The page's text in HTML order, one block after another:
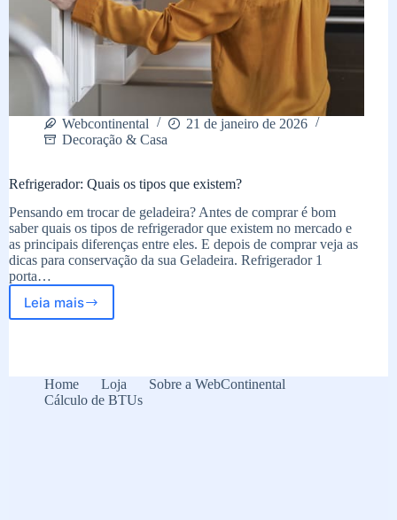
Webcontinental
21 de janeiro de 2026
Decoração & Casa
Refrigerador: Quais os tipos que existem?
Pensando em trocar de geladeira? Antes de comprar é bom
saber quais os tipos de refrigerador que existem no mercado e
as principais diferenças entre eles. E depois de comprar veja as
dicas para conservação da sua Geladeira. Refrigerador 1
porta…
Leia maisRefrigerador:
existem?
Home Loja
Sobre a WebContinental
Cálculo de BTUs